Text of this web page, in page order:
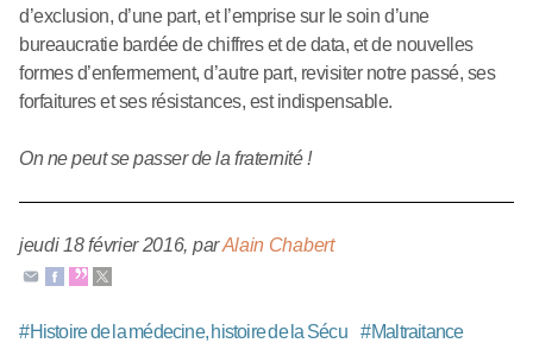
d’exclusion, d’une part, et l’emprise sur le soin d’une
bureaucratie bardée de chiffres et de data, et de nouvelles
formes d’enfermement, d’autre part, revisiter notre passé, ses
forfaitures et ses résistances, est indispensable.
On ne peut se passer de la fraternité !
jeudi 18 février 2016, parAlain Chabert
#Histoire de la médecine, histoire de la Sécu #Maltraitance